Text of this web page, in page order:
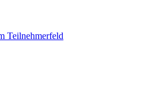
Teilnehmerfeld